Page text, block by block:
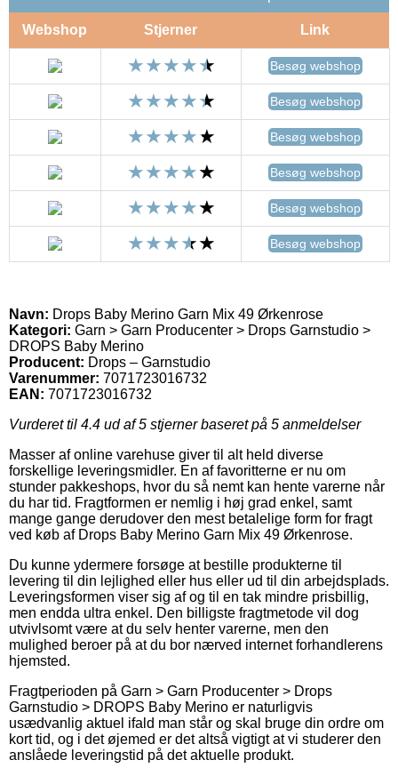
Webshop Stjerner Link
Besøg webshop
Besøg webshop
Besøg webshop
Besøg webshop
Besøg webshop
Besøg webshop
Navn: Drops Baby Merino Garn Mix 49 Ørkenrose
Kategori: Garn > Garn Producenter > Drops Garnstudio >
DROPS Baby Merino
Producent: Drops – Garnstudio
Varenummer: 7071723016732
EAN: 7071723016732
Vurderet til 4.4 ud af 5 stjerner baseret på 5 anmeldelser
Masser af online varehuse giver til alt held diverse
forskellige leveringsmidler. En af favoritterne er nu om
stunder pakkeshops, hvor du så nemt kan hente varerne når
du har tid. Fragtformen er nemlig i høj grad enkel, samt
mange gange derudover den mest betalelige form for fragt
ved køb af Drops Baby Merino Garn Mix 49 Ørkenrose.
Du kunne ydermere forsøge at bestille produkterne til
levering til din lejlighed eller hus eller ud til din arbejdsplads.
Leveringsformen viser sig af og til en tak mindre prisbillig,
men endda ultra enkel. Den billigste fragtmetode vil dog
utvivlsomt være at du selv henter varerne, men den
mulighed beroer på at du bor nærved internet forhandlerens
hjemsted.
Fragtperioden på Garn > Garn Producenter > Drops
Garnstudio > DROPS Baby Merino er naturligvis
usædvanlig aktuel ifald man står og skal bruge din ordre om
kort tid, og i det øjemed er det altså vigtigt at vi studerer den
anslåede leveringstid på det aktuelle produkt.